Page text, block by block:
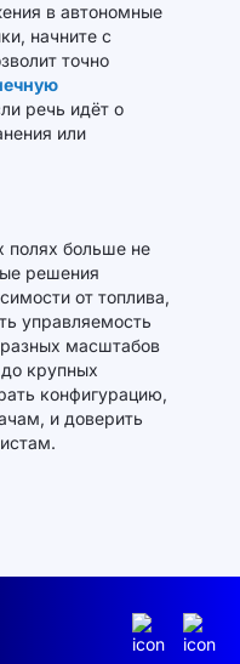
в автономные
начните с
точно
речь идёт о
или
полях больше не
решения
от топлива,
управляемость
масштабов
крупных
конфигурацию,
и доверить